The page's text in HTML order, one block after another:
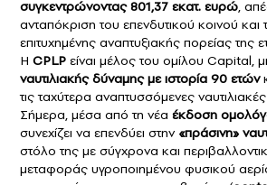
συγκεντρώνοντας 801,37 εκατ. ευρώ,
ανταπόκριση του επενδυτικού κοινού
επιτυχημένης αναπτυξιακής πορείας της
Η CPLP είναι μέλος του ομίλου Capital,
ναυτιλιακής δύναμης με ιστορία 90 ετών
τις ταχύτερα αναπτυσσόμενες
Σήμερα, μέσα από τη νέα έκδοση
συνεχίζει να επενδύει στην «πράσινη»
στόλο της με σύγχρονα και
μεταφοράς υγροποιημένου φυσικού